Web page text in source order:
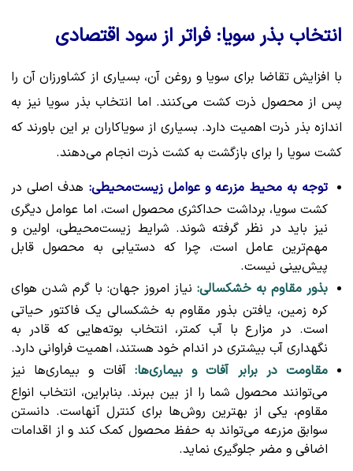
انتخاب بذر سویا: فراتر از سود اقتصادی
با افزایش تقاضا برای سویا و روغن آن، بسیاری از کشاورزان آن را
پس از محصول ذرت کشت می‌کنند. اما انتخاب بذر سویا نیز به
اندازه بذر ذرت اهمیت دارد. بسیاری از سویاکاران بر این باورند که
کشت سویا را برای بازگشت به کشت ذرت انجام می‌دهند.
توجه به محیط مزرعه و عوامل زیست‌محیطی: هدف اصلی در
کشت سویا، برداشت حداکثری محصول است، اما عوامل دیگری
نیز باید در نظر گرفته شوند. شرایط زیست‌محیطی، اولین و
مهم‌ترین عامل است، چرا که دستیابی به محصول قابل
پیش‌بینی نیست.
بذور مقاوم به خشکسالی: نیاز امروز جهان: با گرم شدن هوای
کره زمین، یافتن بذور مقاوم به خشکسالی یک فاکتور حیاتی
است. در مزارع با آب کمتر، انتخاب بوته‌هایی که قادر به
نگهداری آب بیشتری در اندام خود هستند، اهمیت فراوانی دارد.
مقاومت در برابر آفات و بیماری‌ها:آفات و بیماری‌ها نیز
می‌توانند محصول شما را از بین ببرند. بنابراین، انتخاب انواع
مقاوم، یکی از بهترین روش‌ها برای کنترل آنهاست. دانستن
سوابق مزرعه می‌تواند به حفظ محصول کمک کند و از اقدامات
اضافی و مضر جلوگیری نماید.